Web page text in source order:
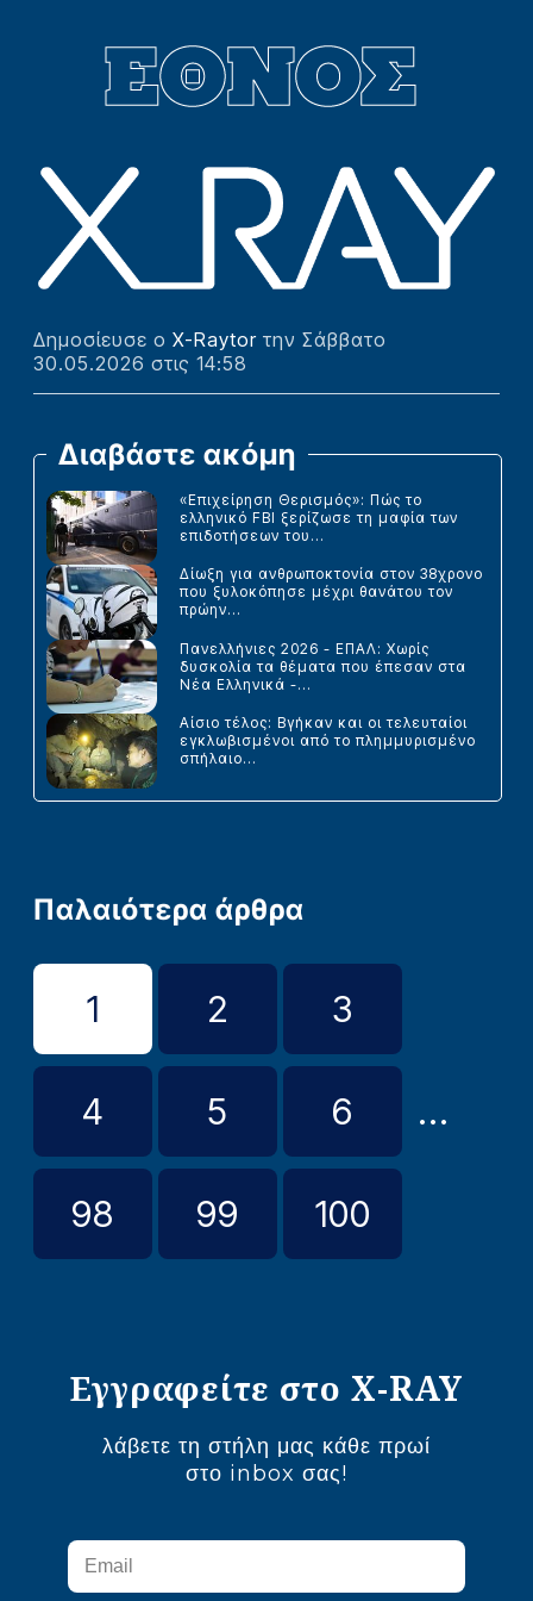
Δημοσίευσε ο X-Raytor την Σάββατο
30.05.2026 στις 14:58
Διαβάστε ακόμη
«Επιχείρηση Θερισμός»: Πώς το
ελληνικό FBI ξερίζωσε τη μαφία των
επιδοτήσεων του...
Δίωξη για ανθρωποκτονία στον 38χρονο
που ξυλοκόπησε μέχρι θανάτου τον
πρώην...
Πανελλήνιες 2026 - ΕΠΑΛ: Χωρίς
δυσκολία τα θέματα που έπεσαν στα
Νέα Ελληνικά -...
Αίσιο τέλος: Βγήκαν και οι τελευταίοι
εγκλωβισμένοι από το πλημμυρισμένο
σπήλαιο...
Παλαιότερα άρθρα
1 2 3
4 5 6 ...
98 99 100
Εγγραφείτε στο X-RAY
λάβετε τη στήλη μας κάθε πρωί
στο inbox σας!